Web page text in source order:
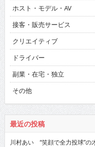
ホスト・モデル・AV
接客・販売サービス
クリエイティブ
ドライバー
副業・在宅・独立
その他
最近の投稿
川村あい “笑顔で全力投球”の